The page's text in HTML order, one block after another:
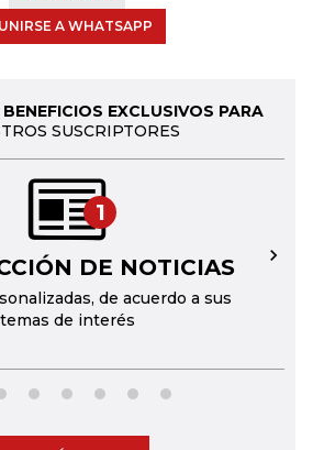
UNIRSE A WHATSAPP
EXCLUSIVOS PARA
SUSCRIPTORES
1
DE NOTICIAS
de acuerdo a sus
temas de interés
→